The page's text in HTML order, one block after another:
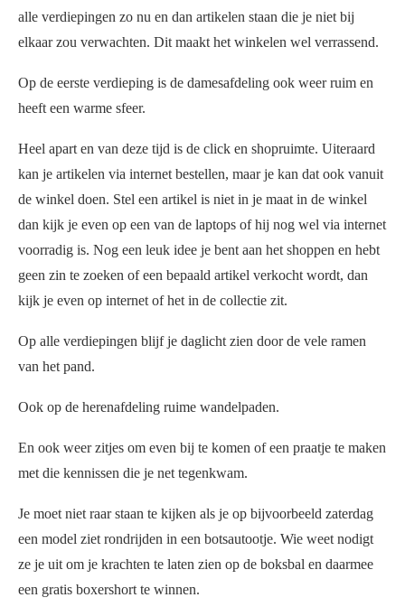
alle verdiepingen zo nu en dan artikelen staan die je niet bij
elkaar zou verwachten. Dit maakt het winkelen wel verrassend.
Op de eerste verdieping is de damesafdeling ook weer ruim en
heeft een warme sfeer.
Heel apart en van deze tijd is de click en shopruimte. Uiteraard
kan je artikelen via internet bestellen, maar je kan dat ook vanuit
de winkel doen. Stel een artikel is niet in je maat in de winkel
dan kijk je even op een van de laptops of hij nog wel via internet
voorradig is. Nog een leuk idee je bent aan het shoppen en hebt
geen zin te zoeken of een bepaald artikel verkocht wordt, dan
kijk je even op internet of het in de collectie zit.
Op alle verdiepingen blijf je daglicht zien door de vele ramen
van het pand.
Ook op de herenafdeling ruime wandelpaden.
En ook weer zitjes om even bij te komen of een praatje te maken
met die kennissen die je net tegenkwam.
Je moet niet raar staan te kijken als je op bijvoorbeeld zaterdag
een model ziet rondrijden in een botsautootje. Wie weet nodigt
ze je uit om je krachten te laten zien op de boksbal en daarmee
een gratis boxershort te winnen.